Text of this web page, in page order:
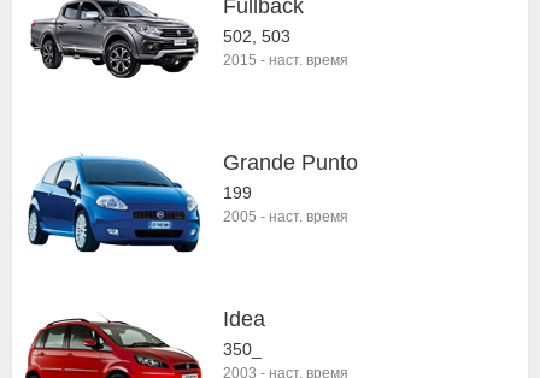
Fullback
502, 503
2015 - наст. время
Grande Punto
199
2005 - наст. время
Idea
350_
2003 - наст. время